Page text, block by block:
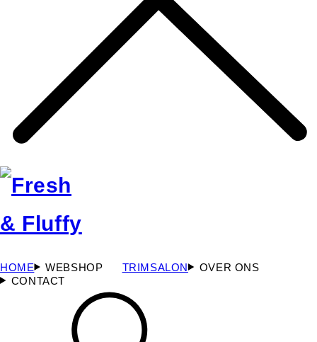
HOME WEBSHOP TRIMSALON
OVER ONS
CONTACT